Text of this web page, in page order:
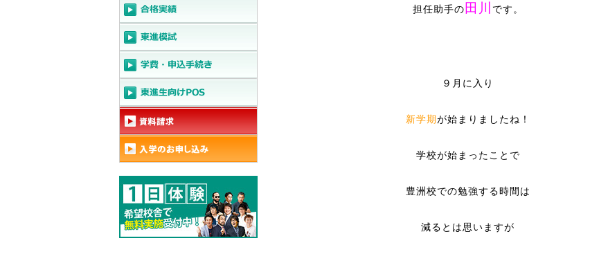
担任助手の 田川 です。
９月に入り
新学期が始まりましたね！
学校が始まったことで
豊洲校での勉強する時間は
減るとは思いますが